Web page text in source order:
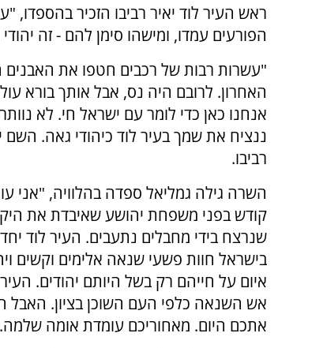
ראש העיר לוד יאיר רביבו הזכיר
הפורעים עמדו, ומישהו סימן להם - זה
"עשרות רבות של רכבים חטפו את
האחרון. לרובם היה נס, אבל אותך בורא
אנחנו כאן כדי לומר עם ישראל חי. לא
ננציח את שמך בעיר לוד כיהודי גאה.
רביבו.
השרה גילה גמליאל ספדה בהלוויה, "אני
קודש בפני משפחת יהושע שאיבדת את
שנרצח בידי מחבלים נתעבים. העיר לוד
בישראל חוות פשעי שנאה אלימים וקשים
איום על חייהם רק בשל היותם יהודים.
אש השנאה כלפי העם השוכן בציון. האבל
אתכם היום. מאחוריכם עומדת אומה שלמה.